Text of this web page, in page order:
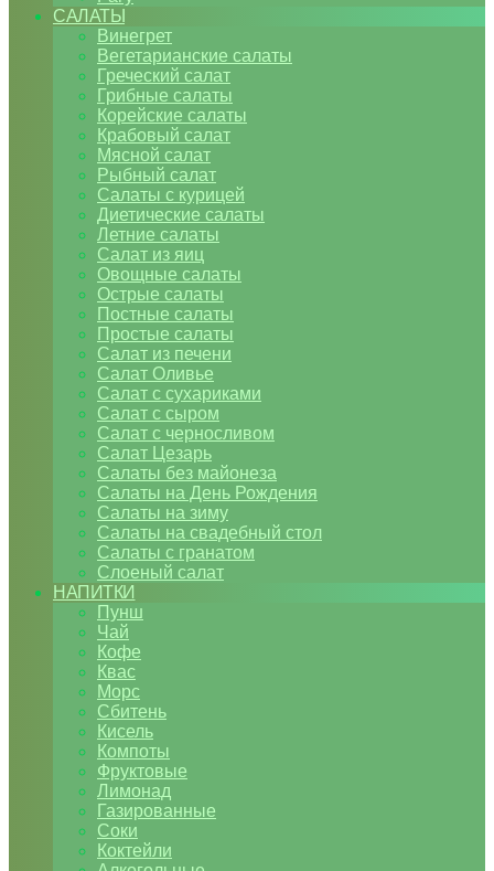
САЛАТЫ
Винегрет
Вегетарианские салаты
Греческий салат
Грибные салаты
Корейские салаты
Крабовый салат
Мясной салат
Рыбный салат
Салаты с курицей
Диетические салаты
Летние салаты
Салат из яиц
Овощные салаты
Острые салаты
Постные салаты
Простые салаты
Салат из печени
Салат Оливье
Салат с сухариками
Салат с сыром
Салат с черносливом
Салат Цезарь
Салаты без майонеза
Салаты на День Рождения
Салаты на зиму
Салаты на свадебный стол
Салаты с гранатом
Слоеный салат
НАПИТКИ
Пунш
Чай
Кофе
Квас
Морс
Сбитень
Кисель
Компоты
Фруктовые
Лимонад
Газированные
Соки
Коктейли